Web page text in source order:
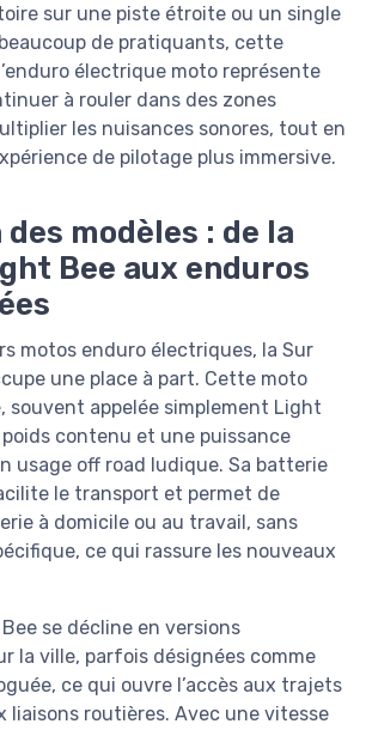
sur une piste étroite ou un single
de pratiquants, cette
électrique moto représente
à rouler dans des zones
les nuisances sonores, tout en
de pilotage plus immersive.
des modèles : de la
Bee aux enduros
motos enduro électriques, la Sur
une place à part. Cette moto
souvent appelée simplement Light
poids contenu et une puissance
usage off road ludique. Sa batterie
le transport et permet de
à domicile ou au travail, sans
ce qui rassure les nouveaux
se décline en versions
la ville, parfois désignées comme
ce qui ouvre l’accès aux trajets
liaisons routières. Avec une vitesse